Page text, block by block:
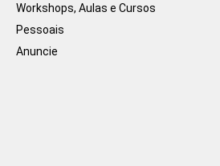
Workshops, Aulas e Cursos
Pessoais
Anuncie